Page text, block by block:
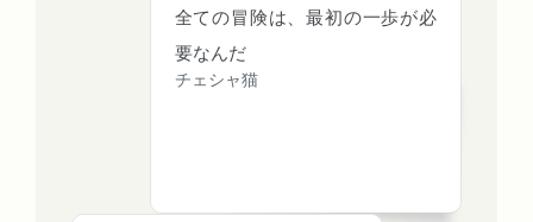
全ての冒険は、最初の一歩が必
要なんだ
チェシャ猫